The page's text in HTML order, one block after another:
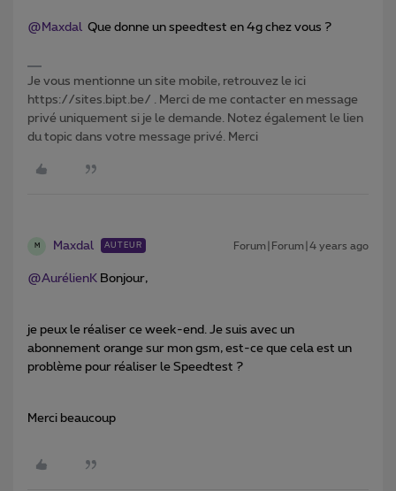
@Maxdal Que donne un speedtest en 4g chez vous ?
Je vous mentionne un site mobile, retrouvez le ici
https://sites.bipt.be/ . Merci de me contacter en message
privé uniquement si je le demande. Notez également le lien
du topic dans votre message privé. Merci
M Maxdal AUTEUR Forum|Forum|4 years ago
@AurélienK Bonjour,
je peux le réaliser ce week-end. Je suis avec un
abonnement orange sur mon gsm, est-ce que cela est un
problème pour réaliser le Speedtest ?
Merci beaucoup